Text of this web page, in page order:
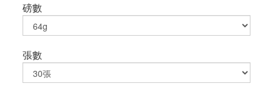
磅數
張數